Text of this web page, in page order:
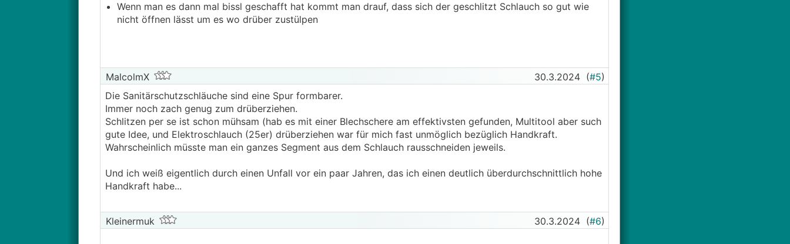
Wenn man es dann mal bissl geschafft hat kommt man drauf, dass sich der geschlitzt Schlauch so gut wie
nicht öffnen lässt um es wo drüber zustülpen
MalcolmX 30.3.2024 (#5)
Die Sanitärschutzschläuche sind eine Spur formbarer.
Immer noch zach genug zum drüberziehen.
Schlitzen per se ist schon mühsam (hab es mit einer Blechschere am effektivsten gefunden, Multitool aber such
gute Idee, und Elektroschlauch (25er) drüberziehen war für mich fast unmöglich bezüglich Handkraft.
Wahrscheinlich müsste man ein ganzes Segment aus dem Schlauch rausschneiden jeweils.
Und ich weiß eigentlich durch einen Unfall vor ein paar Jahren, das ich einen deutlich überdurchschnittlich hohe
Handkraft habe...
Kleinermuk 30.3.2024 (#6)